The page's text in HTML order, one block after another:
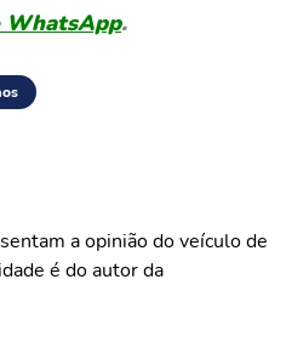
WhatsApp.
a opinião do veículo de
é do autor da